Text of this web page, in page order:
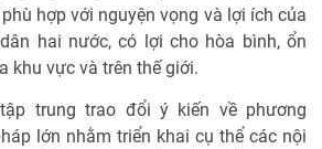
hợp với nguyện vọng và lợi ích của
hai nước, có lợi cho hòa bình, ổn
khu vực và trên thế giới.
trung trao đổi ý kiến về phương
lớn nhằm triển khai cụ thể các nội